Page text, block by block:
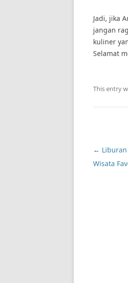
Jadi, jika
jangan
kuliner
Selamat
This entry
Post
←
Wisata